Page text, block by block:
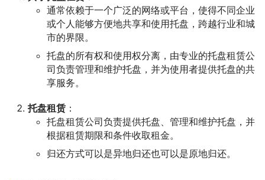
通常依赖于一个广泛的网络或平台，使得不同企业
或个人能够方便地共享和使用托盘，跨越行业和城
市的界限。
托盘的所有权和使用权分离，由专业的托盘租赁公
司负责管理和维护托盘，并为使用者提供托盘的共
享服务。
托盘租赁 ：
托盘租赁公司负责提供托盘、管理和维护托盘，并
根据租赁期限和条件收取租金。
归还方式可以是异地归还也可以是原地归还。